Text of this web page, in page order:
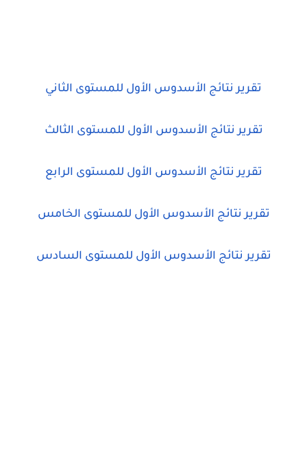
تقرير نتائج الأسدوس الأول للمستوى الثاني
تقرير نتائج الأسدوس الأول للمستوى الثالث
تقرير نتائج الأسدوس الأول للمستوى الرابع
تقرير نتائج الأسدوس الأول للمستوى الخامس
تقرير نتائج الأسدوس الأول للمستوى السادس